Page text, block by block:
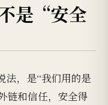
是“安全
法，是“我们用的是
链和信任，安全得